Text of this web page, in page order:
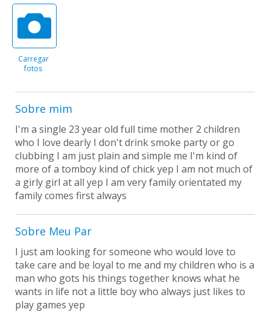
Carregar
fotos
Sobre mim
I'm a single 23 year old full time mother 2 children
who I love dearly I don't drink smoke party or go
clubbing I am just plain and simple me I'm kind of
more of a tomboy kind of chick yep I am not much of
a girly girl at all yep I am very family orientated my
family comes first always
Sobre Meu Par
I just am looking for someone who would love to
take care and be loyal to me and my children who is a
man who gots his things together knows what he
wants in life not a little boy who always just likes to
play games yep